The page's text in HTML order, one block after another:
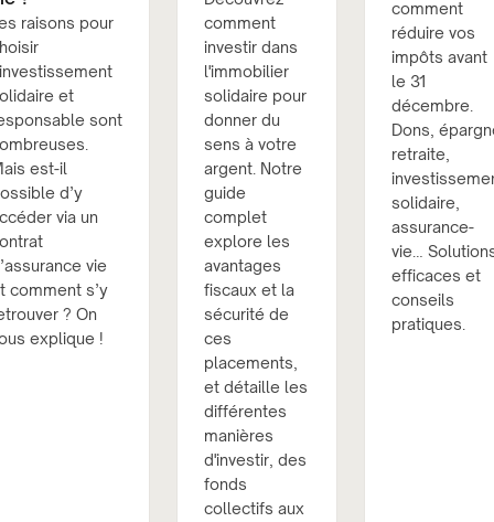
raisons pour
et
sont
est-il
d’y
via un
vie
comment s’y
? On
explique !
comment
investir dans
l'immobilier
solidaire pour
donner du
sens à votre
argent. Notre
guide
complet
explore les
avantages
fiscaux et la
sécurité de
ces
placements,
et détaille les
différentes
manières
d'investir, des
fonds
collectifs aux
comment
réduire vos
impôts avant
le 31
décembre.
Dons,
retraite,
solidaire,
assurance-
vie…
efficaces et
conseils
pratiques.